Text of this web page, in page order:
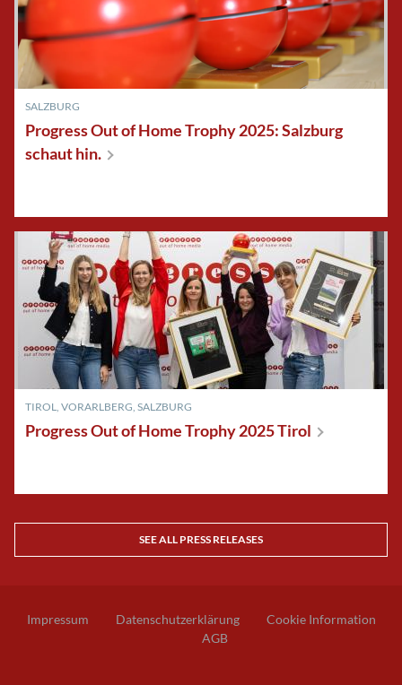
SALZBURG
Progress Out of Home Trophy 2025: Salzburg
schauthin.
TIROL, VORARLBERG, SALZBURG
Progress Out of Home Trophy 2025Tirol
SEE ALL PRESS RELEASES
Impressum Datenschutzerklärung
Cookie Information
AGB